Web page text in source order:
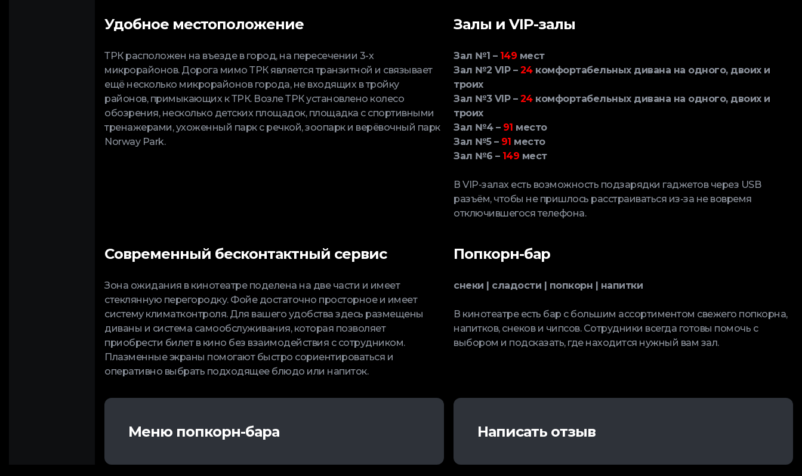
Удобное местоположение
ТРК расположен на въезде в город, на пересечении 3-х
микрорайонов. Дорога мимо ТРК является транзитной и связывает
ещё несколько микрорайонов города, не входящих в тройку
районов, примыкающих к ТРК. Возле ТРК установлено колесо
обозрения, несколько детских площадок, площадка с спортивными
тренажерами, ухоженный парк с речкой, зоопарк и верёвочный парк
Norway Park.
Залы и VIP-залы
Зал №1 – 149 мест
Зал №2 VIP – 24комфортабельных дивана на одного, двоих и
троих
Зал №3 VIP – 24комфортабельных дивана на одного, двоих и
троих
Зал №4 – 91 место
Зал №5 – 91 место
Зал №6 – 149 мест
В VIP-залах есть возможность подзарядки гаджетов через USB
разъём, чтобы не пришлось расстраиваться из-за не вовремя
отключившегося телефона.
Современный бесконтактный сервис
Зона ожидания в кинотеатре поделена на две части и имеет
стеклянную перегородку. Фойе достаточно просторное и имеет
систему климатконтроля. Для вашего удобства здесь размещены
диваны и система самообслуживания, которая позволяет
приобрести билет в кино без взаимодействия с сотрудником.
Плазменные экраны помогают быстро сориентироваться и
оперативно выбрать подходящее блюдо или напиток.
Попкорн-бар
снеки | сладости | попкорн | напитки
В кинотеатре есть бар с большим ассортиментом свежего попкорна,
напитков, снеков и чипсов. Сотрудники всегда готовы помочь с
выбором и подсказать, где находится нужный вам зал.
Меню попкорн-бара Написать отзыв